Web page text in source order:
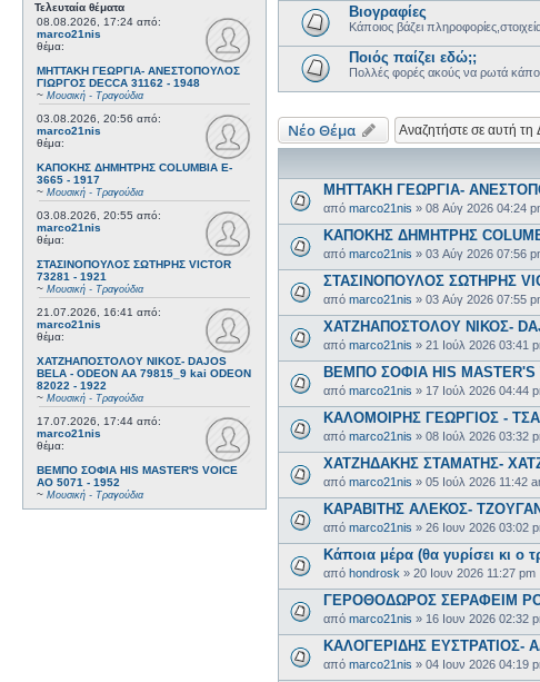
Τελευταία θέματα
08.08.2026, 17:24 από:
marco21nis
θέμα:
ΜΗΤΤΑΚΗ ΓΕΩΡΓΙΑ- ΑΝΕΣΤΟΠΟΥΛΟΣ
ΓΙΩΡΓΟΣ DECCA 31162 - 1948
~ Μουσική - Τραγούδια
03.08.2026, 20:56 από:
marco21nis
θέμα:
ΚΑΠΟΚΗΣ ΔΗΜΗΤΡΗΣ COLUMBIA E-
3665 - 1917
~ Μουσική - Τραγούδια
03.08.2026, 20:55 από:
marco21nis
θέμα:
ΣΤΑΣΙΝΟΠΟΥΛΟΣ ΣΩΤΗΡΗΣ VICTOR
73281 - 1921
~ Μουσική - Τραγούδια
21.07.2026, 16:41 από:
marco21nis
θέμα:
ΧΑΤΖΗΑΠΟΣΤΟΛΟΥ ΝΙΚΟΣ- DAJOS
BELA - ODEON AA 79815_9 kai ODEON
82022 - 1922
~ Μουσική - Τραγούδια
17.07.2026, 17:44 από:
marco21nis
θέμα:
ΒΕΜΠΟ ΣΟΦΙΑ HIS MASTER'S VOICE
AO 5071 - 1952
~ Μουσική - Τραγούδια
Βιογραφίες
Kάποιος βάζει
Ποιός παίζει εδώ;;
Πολλές φορές ακούς να ρωτά
Νέο Θέμα
ΜΗΤΤΑΚΗ ΓΕΩΡΓΙΑ-
από marco21nis » 08 Αύγ 2026 04:24
ΚΑΠΟΚΗΣ ΔΗΜΗΤΡΗΣ
από marco21nis » 03 Αύγ 2026 07:56
ΣΤΑΣΙΝΟΠΟΥΛΟΣ ΣΩΤΗΡΗΣ
από marco21nis » 03 Αύγ 2026 07:55
ΧΑΤΖΗΑΠΟΣΤΟΛΟΥ ΝΙΚΟΣ-
από marco21nis » 21 Ιούλ 2026 03:41
ΒΕΜΠΟ ΣΟΦΙΑ HIS MASTER'S
από marco21nis » 17 Ιούλ 2026 04:44
ΚΑΛΟΜΟΙΡΗΣ ΓΕΩΡΓΙΟΣ -
από marco21nis » 08 Ιούλ 2026 03:32
ΧΑΤΖΗΔΑΚΗΣ ΣΤΑΜΑΤΗΣ-
από marco21nis » 05 Ιούλ 2026 11:42
ΚΑΡΑΒΙΤΗΣ ΑΛΕΚΟΣ-
από marco21nis » 26 Ιουν 2026 03:02
Κάποια μέρα (θα γυρίσει κι ο
από hondrosk » 20 Ιουν 2026 11:27 pm
ΓΕΡΟΘΟΔΩΡΟΣ ΣΕΡΑΦΕΙΜ
από marco21nis » 16 Ιουν 2026 02:32
ΚΑΛΟΓΕΡΙΔΗΣ ΕΥΣΤΡΑΤΙΟΣ-
από marco21nis » 04 Ιουν 2026 04:19